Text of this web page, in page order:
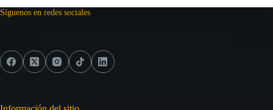
Síguenos en redes sociales